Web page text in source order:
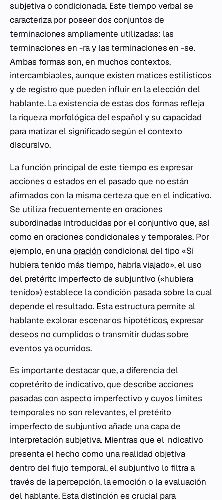
subjetiva o condicionada. Este tiempo verbal se
caracteriza por poseer dos conjuntos de
terminaciones ampliamente utilizadas: las
terminaciones en -ray las terminaciones en -se.
Ambas formas son, en muchos contextos,
intercambiables, aunque existen matices estilísticos
y de registro que pueden influir en la elección del
hablante. La existencia de estas dos formas refleja
la riqueza morfológica del español y su capacidad
para matizar el significado según el contexto
discursivo.
La función principal de este tiempo es expresar
acciones o estados en el pasado que no están
afirmados con la misma certeza que en el indicativo.
Se utiliza frecuentemente en oraciones
subordinadas introducidas por el conjuntivo que, así
como en oraciones condicionales y temporales. Por
ejemplo, en unaoración condicional del tipo «Si
hubiera tenido más tiempo, habría viajado», el uso
del pretérito imperfecto de subjuntivo («hubiera
tenido») establece la condición pasada sobre la cual
depende el resultado. Esta estructura permite al
hablante explorar escenarios hipotéticos, expresar
deseos no cumplidos o transmitir dudas sobre
eventos ya ocurridos.
Es importante destacar que, a diferencia del
copretérito de indicativo, que describe acciones
pasadas con aspecto imperfectivo y cuyos límites
temporales no son relevantes, el pretérito
imperfecto de subjuntivo añade una capa de
interpretación subjetiva. Mientras que el indicativo
presenta el hecho como una realidad objetiva
dentro del flujo temporal, el subjuntivo lo filtra a
través de la percepción, la emoción o la evaluación
del hablante. Esta distinción es crucial para